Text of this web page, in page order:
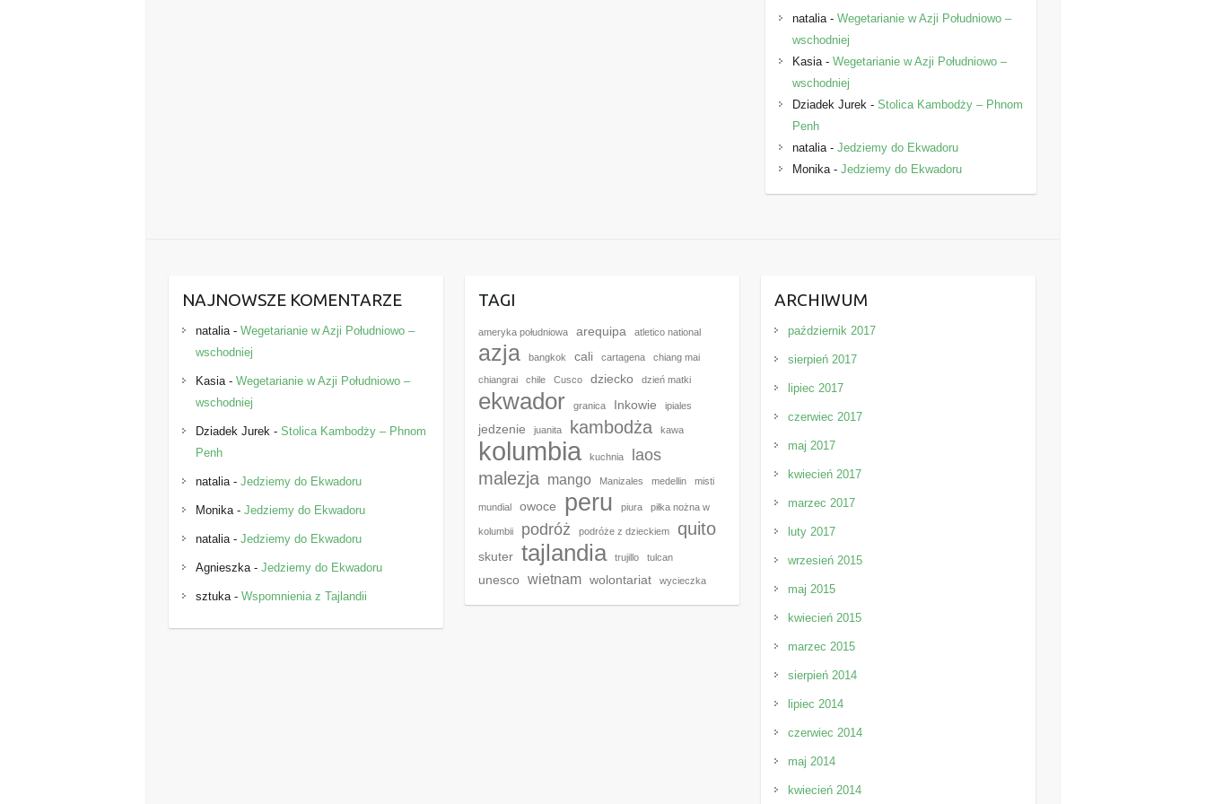
natalia- Wegetarianie w Azji Południowo –
wschodniej
Kasia- Wegetarianie w Azji Południowo –
wschodniej
Dziadek Jurek- Stolica Kambodży – Phnom
Penh
natalia- Jedziemy do Ekwadoru
Monika- Jedziemy do Ekwadoru
NAJNOWSZE KOMENTARZE
natalia-Wegetarianie w Azji Południowo –
wschodniej
Kasia-Wegetarianie w Azji Południowo –
wschodniej
Dziadek Jurek -Stolica Kambodży – Phnom
Penh
natalia-Jedziemy do Ekwadoru
Monika-Jedziemy do Ekwadoru
natalia-Jedziemy do Ekwadoru
Agnieszka-Jedziemy do Ekwadoru
sztuka-Wspomnienia z Tajlandii
TAGI
ameryka południowa arequipa atletico national
azja bangkok cali cartagena chiang mai
chiangrai chile Cusco dziecko dzień matki
ekwador granica Inkowie ipiales
jedzenie juanita kambodża kawa
kolumbia kuchnia laos
malezja mango Manizales medellin misti
mundial owoce peru piura piłka nożna w
kolumbii podróż podróże z dzieckiem quito
skuter tajlandia trujillo tulcan
unesco wietnam wolontariat wycieczka
ARCHIWUM
październik 2017
sierpień 2017
lipiec 2017
czerwiec 2017
maj 2017
kwiecień 2017
marzec 2017
luty 2017
wrzesień 2015
maj 2015
kwiecień 2015
marzec 2015
sierpień 2014
lipiec 2014
czerwiec 2014
maj 2014
kwiecień 2014